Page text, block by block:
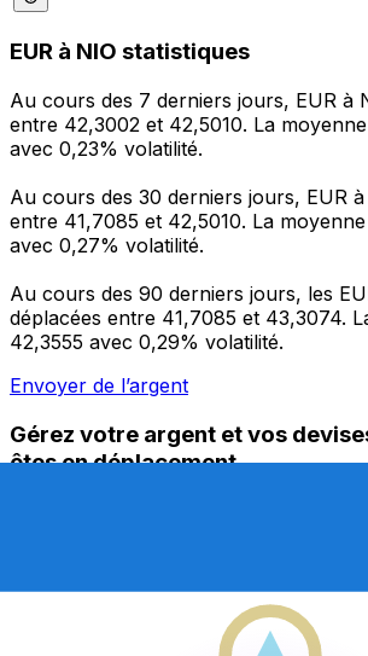
EUR à NIO statistiques
Au cours des 7 derniers jours, EUR à
entre 42,3002 et 42,5010. La
avec 0,23% volatilité.
Au cours des 30 derniers jours, EUR
entre 41,7085 et 42,5010. La
avec 0,27% volatilité.
Au cours des 90 derniers jours, les
déplacées entre 41,7085 et 43,3074.
42,3555 avec 0,29% volatilité.
Envoyer de l’argent
Gérez votre argent et vos
êtes en déplacement
l'argent à l'étranger sans frais cachés.
l'application dès aujourd'hui !